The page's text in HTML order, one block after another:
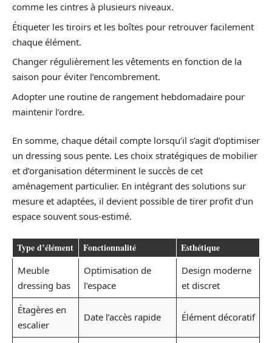
comme les cintres à plusieurs niveaux.
Étiqueter les tiroirs et les boîtes pour retrouver facilement
chaque élément.
Changer régulièrement les vêtements en fonction de la
saison pour éviter l’encombrement.
Adopter une routine de rangement hebdomadaire pour
maintenir l’ordre.
En somme, chaque détail compte lorsqu’il s’agit d’optimiser
un dressing sous pente. Les choix stratégiques de mobilier
et d’organisation déterminent le succès de cet
aménagement particulier. En intégrant des solutions sur
mesure et adaptées, il devient possible de tirer profit d’un
espace souvent sous-estimé.
Type d’élément Fonctionnalité Esthétique
Meuble
dressing bas
Optimisation de
l’espace
Design moderne
et discret
Étagères en
escalier
Date l’accès rapide Élément décoratif